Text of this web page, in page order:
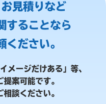
見積りなど
することなら
ください。
メージだけある」等、
案可能です。
談ください。